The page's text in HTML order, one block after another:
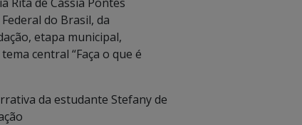
do Brasil, da
etapa municipal,
central “Faça o que é
da estudante Stefany de